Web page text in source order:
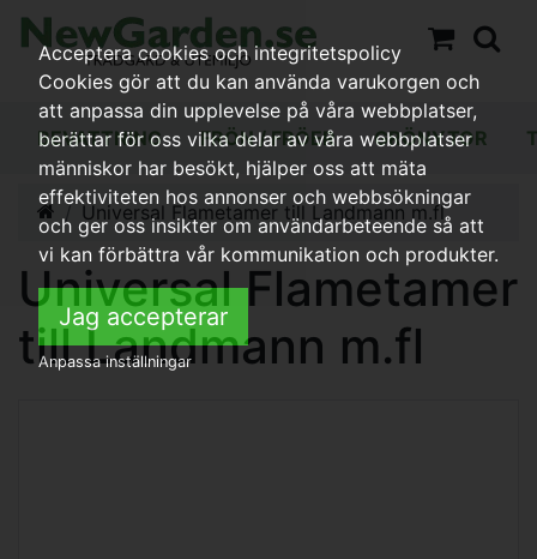
BEVATTNING FRÖN / FRÖER GRÖNYTOR
Universal Flametamer till Landmann m.fl
Universal Flametamer
till Landmann m.fl
Acceptera cookies och integritetspolicy
Cookies gör att du kan använda varukorgen och
att anpassa din upplevelse på våra webbplatser,
berättar för oss vilka delar av våra webbplatser
människor har besökt, hjälper oss att mäta
effektiviteten hos annonser och webbsökningar
och ger oss insikter om användarbeteende så att
vi kan förbättra vår kommunikation och produkter.
Jag accepterar
Anpassa inställningar